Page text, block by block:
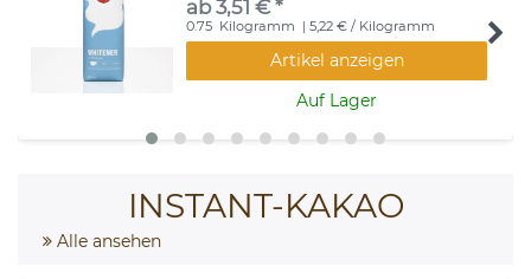
ab 3,51 € *
0.75 Kilogramm | 5,22 € / Kilogramm
Artikel anzeigen
Auf Lager
INSTANT-KAKAO
Alle ansehen